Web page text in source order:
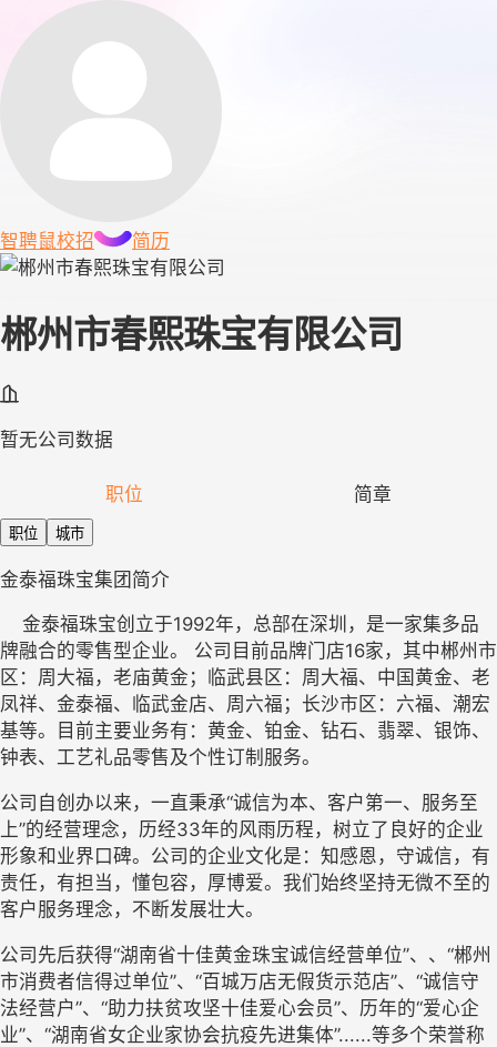
智聘鼠校招 简历
郴州市春熙珠宝有限公司
暂无公司数据
职位 简章
职位 城市
金泰福珠宝集团简介
金泰福珠宝创立于1992年，总部在深圳，是一家集多品
牌融合的零售型企业。 公司目前品牌门店16家，其中郴州市
区：周大福，老庙黄金；临武县区：周大福、中国黄金、老
凤祥、金泰福、临武金店、周六福；长沙市区：六福、潮宏
基等。目前主要业务有：黄金、铂金、钻石、翡翠、银饰、
钟表、工艺礼品零售及个性订制服务。
公司自创办以来，一直秉承“诚信为本、客户第一、服务至
上”的经营理念，历经33年的风雨历程，树立了良好的企业
形象和业界口碑。公司的企业文化是：知感恩，守诚信，有
责任，有担当，懂包容，厚博爱。我们始终坚持无微不至的
客户服务理念，不断发展壮大。
公司先后获得“湖南省十佳黄金珠宝诚信经营单位”、、“郴州
市消费者信得过单位”、“百城万店无假货示范店”、“诚信守
法经营户”、“助力扶贫攻坚十佳爱心会员”、历年的“爱心企
业”、“湖南省女企业家协会抗疫先进集体”......等多个荣誉称